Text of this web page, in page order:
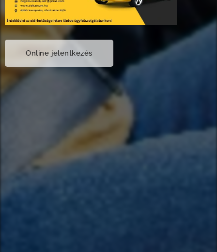
Online jelentkezés